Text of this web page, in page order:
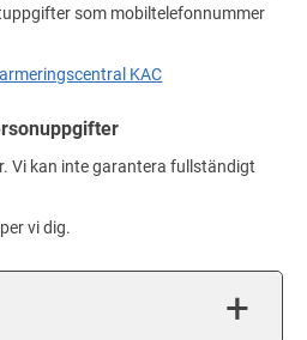
som mobiltelefonnummer
KAC
Vi kan inte garantera fullständigt
vi dig.